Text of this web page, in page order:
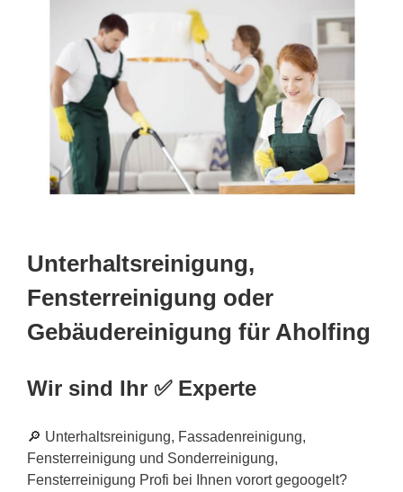
Unterhaltsreinigung,
Fensterreinigung oder
Gebäudereinigung für Aholfing
Wir sind Ihr ✅ Experte
🔎 Unterhaltsreinigung, Fassadenreinigung,
Fensterreinigung und Sonderreinigung,
Fensterreinigung Profi bei Ihnen vorort gegoogelt?